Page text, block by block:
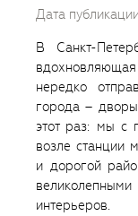
Дата
В Санкт-
нередко
города ―
этот раз: мы с
возле станции
и дорогой
интерьеров.